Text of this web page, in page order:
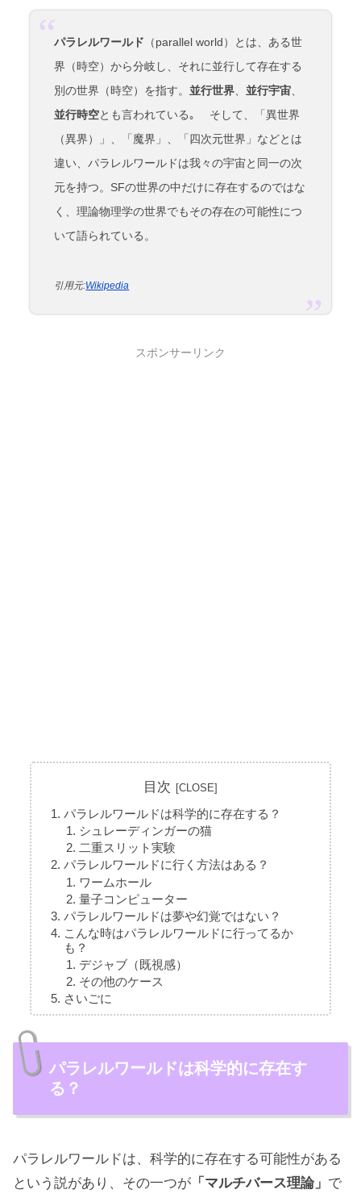
パラレルワールド （parallel world）とは、ある世
界（時空）から分岐し、それに並行して存在する
別の世界（時空）を指す。並行世界 、並行宇宙
並行時空とも言われている｡ そして、「異世界
（異界）」、「魔界」、「四次元世界」などとは
違い、パラレルワールドは我々の宇宙と同一の次
元を持つ。SFの世界の中だけに存在するのではな
く、理論物理学の世界でもその存在の可能性につ
いて語られている。
引用元:Wikipedia
スポンサーリンク
目次
パラレルワールドは科学的に存在する？
シュレーディンガーの猫
二重スリット実験
パラレルワールドに行く方法はある？
ワームホール
量子コンピューター
パラレルワールドは夢や幻覚ではない？
こんな時はパラレルワールドに行ってるか
も？
デジャブ（既視感）
その他のケース
さいごに
パラレルワールドは科学的に存在す
る？
パラレルワールドは、科学的に存在する可能性がある
という説があり、その一つが 「マルチバース理論」 で